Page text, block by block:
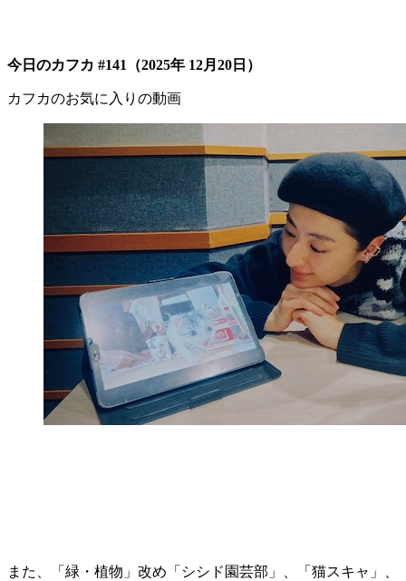
今日のカフカ #141（2025年 12月20日）
カフカのお気に入りの動画
また、「緑・植物」改め「シシド園芸部」、「猫スキャ」、